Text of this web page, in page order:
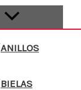
ANILLOS
BIELAS